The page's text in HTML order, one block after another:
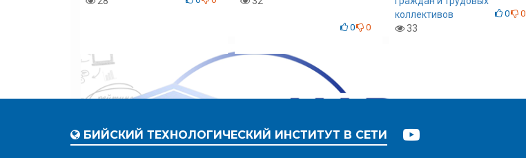
коллективов
0 0 33
0 0
БИЙСКИЙ ТЕХНОЛОГИЧЕСКИЙ ИНСТИТУТ В СЕТИ